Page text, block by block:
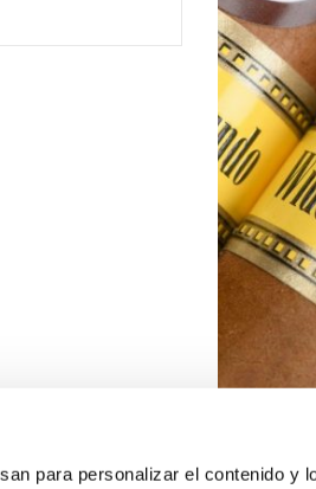
para personalizar el contenido y